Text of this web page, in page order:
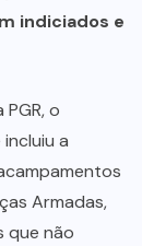
indiciados e
o
a
Armadas,
que não